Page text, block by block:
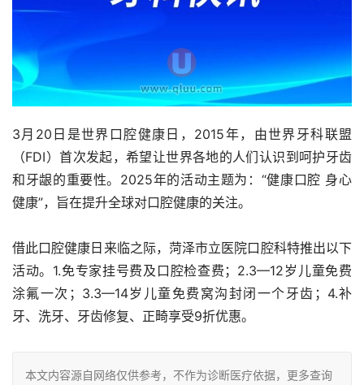
3月20日是世界口腔健康日，2015年，由世界牙科联盟
（FDI）首次发起，希望让世界各地的人们认识到呵护牙齿
和牙龈的重要性。2025年的活动主题为：“健康口腔 身心
健康”，旨在提升全球对口腔健康的关注。
借此口腔健康日来临之际，菏泽市立医院口腔科特推出以下
活动。1.免专家挂号费及口腔检查费；2.3—12岁儿童免费
涂氟一次；3.3—14岁儿童免费窝沟封闭一个牙齿；4.补
牙、洗牙、牙齿修复、正畸享受9折优惠。
本文内容源自网络仅供参考，不作为诊断医疗依据，更多查询